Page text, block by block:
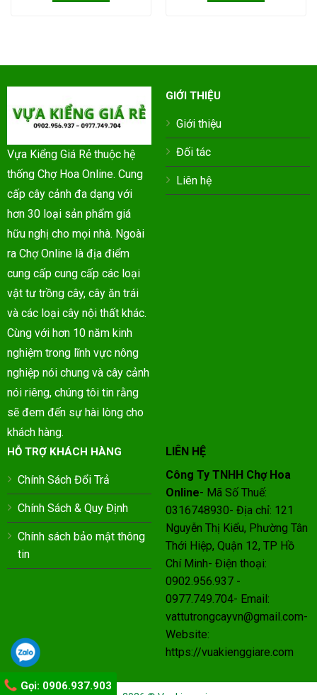
Vựa Kiểng Giá Rẻ thuộc hệ
thống Chợ Hoa Online. Cung
cấp cây cảnh đa dạng với
hơn 30 loại sản phẩm giá
hữu nghị cho mọi nhà. Ngoài
ra Chợ Online là địa điểm
cung cấp cung cấp các loại
vật tư trồng cây, cây ăn trái
và các loại cây nội thất khác.
Cùng với hơn 10 năm kinh
nghiệm trong lĩnh vực nông
nghiệp nói chung và cây cảnh
nói riêng, chúng tôi tin rằng
sẽ đem đến sự hài lòng cho
khách hàng.
GIỚI THIỆU
Giới thiệu
Đối tác
Liên hệ
HỖ TRỢ KHÁCH HÀNG
Chính Sách Đổi Trả
Chính Sách & Quy Định
Chính sách bảo mật thông
tin
LIÊN HỆ
Công Ty TNHH Chợ Hoa
Online- Mã Số Thuế:
0316748930- Địa chỉ: 121
Nguyễn Thị Kiểu, Phường Tân
Thới Hiệp, Quận 12, TP Hồ
Chí Minh- Điện thoại:
0902.956.937 -
0977.749.704- Email:
vattutrongcayvn@gmail.com-
Website:
https://vuakienggiare.com
Gọi: 0906.937.903